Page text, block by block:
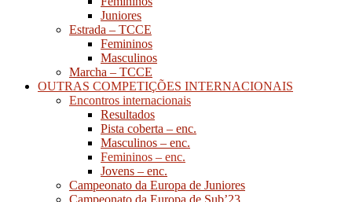
Juniores
Estrada – TCCE
Femininos
Masculinos
Marcha – TCCE
OUTRAS COMPETIÇÕES INTERNACIONAIS
Encontros internacionais
Resultados
Pista coberta – enc.
Masculinos – enc.
Femininos – enc.
Jovens – enc.
Campeonato da Europa de Juniores
Campeonato da Europa de Sub’23